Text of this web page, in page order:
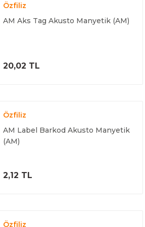
Özfiliz
AM Aks Tag Akusto Manyetik (AM)
20,02 TL
ÜRÜNÜ İNCELE
Özfiliz
AM Label Barkod Akusto Manyetik
(AM)
2,12 TL
Özfiliz